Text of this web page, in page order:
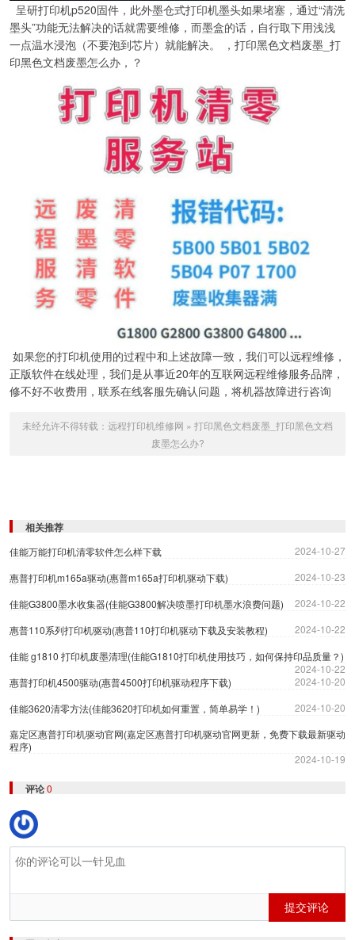
呈研打印机p520固件，此外墨仓式打印机墨头如果堵塞，通过“清洗
墨头”功能无法解决的话就需要维修，而墨盒的话，自行取下用浅浅
一点温水浸泡（不要泡到芯片）就能解决。 ，打印黑色文档废墨_打
印黑色文档废墨怎么办，？
如果您的打印机使用的过程中和上述故障一致，我们可以远程维修，
正版软件在线处理，我们是从事近20年的互联网远程维修服务品牌，
修不好不收费用，联系在线客服先确认问题，将机器故障进行咨询
未经允许不得转载： 远程打印机维修网 » 打印黑色文档废墨_打印黑色文档
废墨怎么办?
相关推荐
佳能万能打印机清零软件怎么样下载
2024-10-27
惠普打印机m165a驱动(惠普m165a打印机驱动下载)
2024-10-23
佳能G3800墨水收集器(佳能G3800解决喷墨打印机墨水浪费问题)
2024-10-22
惠普110系列打印机驱动(惠普110打印机驱动下载及安装教程)
2024-10-22
佳能 g1810 打印机废墨清理(佳能G1810打印机使用技巧，如何保持印品质量？)
2024-10-22
惠普打印机4500驱动(惠普4500打印机驱动程序下载)
2024-10-20
佳能3620清零方法(佳能3620打印机如何重置，简单易学！)
2024-10-20
嘉定区惠普打印机驱动官网(嘉定区惠普打印机驱动官网更新，免费下载最新驱动
程序)
2024-10-19
评论0
提交评论